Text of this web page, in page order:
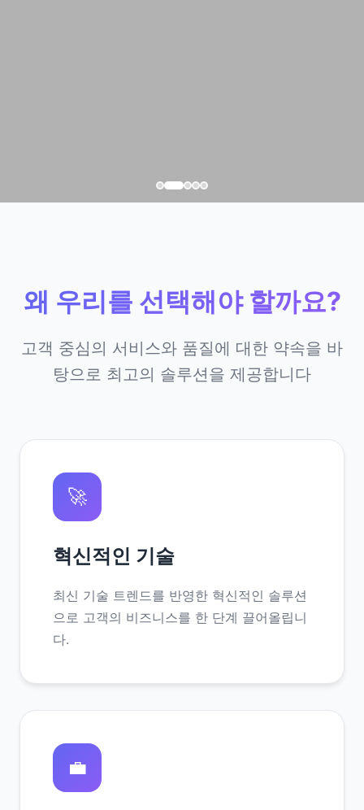
왜 우리를 선택해야 할까요?
고객 중심의 서비스와 품질에 대한 약속을 바
탕으로 최고의 솔루션을 제공합니다
🚀
혁신적인 기술
최신 기술 트렌드를 반영한 혁신적인 솔루션
으로 고객의 비즈니스를 한 단계 끌어올립니
다.
💼